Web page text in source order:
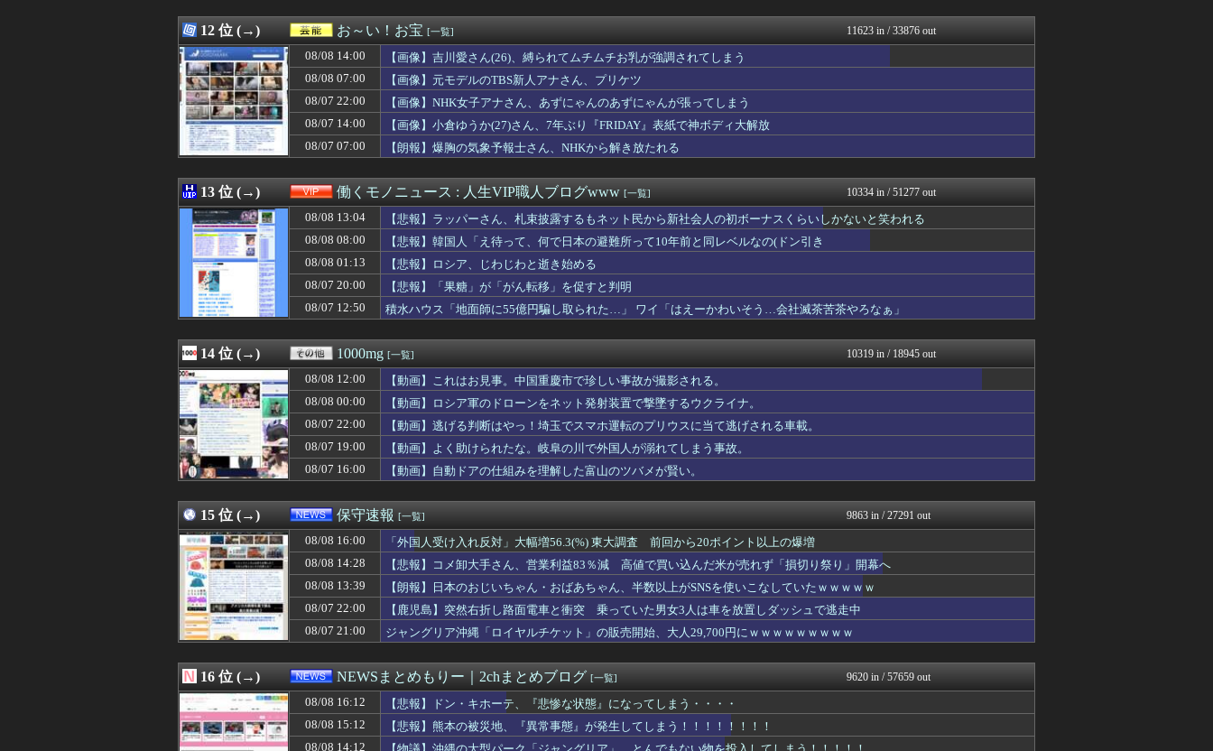
08/08 15:15
友達「お前、なんか性犯罪者みたいな思考で気持ち悪いな」言われたわ
りぷらい速報
08/08 15:15
公園で海老剥いて食べてたらこうなるwww
まとめCUP
08/08 15:12
彼氏からプロポーズされた私。だが彼は自分の両親に私の存在を一度も報告してなかっ...
08/08 15:12
【仮面ライダー電王】ウラタロス、嘘つきだけど意外と常識人寄りだよね
08/08 15:12
【悲報】熊本の被災地、『異常事態』が発生してしまう！！！！！！！！
NEWSまとめもりー｜2c...
08/08 15:11
【悲報】佐藤二朗さん主演の「踊る」スピンオフ作品、結局撮影中止が決定wwwww...
mashlife通信
08/08 15:10
中日・阿部（控え目に言ってゴッド）の走者別の打撃成績が異次元すぎるｗｗｗｗｗｗ...
08/08 15:10
【悲報】佐藤二朗さん主演の「踊る」スピンオフ作品、結局撮影中止が決定ｗｗｗｗ...
08/08 15:10
【画像】爆乳のオタク女さん、うっかりインタビューを受けてしまうｗｗｗwｗｗｗｗ...
なんJミュージアム
08/08 15:10
【速報】習近平が愛国心を煽った結果、日本兵を撃退する「抗日テーマパーク」が各地...
おーるじゃんる
08/08 15:09
【悲報】九州名物の鶏刺しを食べた医師、全身麻痺になり車椅子生活「死んだ方が良い...
コノユビニュース｜みんなの...
08/08 15:09
【始まる】轟はじめが『あつまれどうぶつの森』でホテル経営！？
トレンドの通り道
08/08 15:09
じゃあ逆に「これはチェーン店でいいぞ」って奴、挙げてけwwwwwwwww
08/08 15:09
タイミング悪かった。猫を拾ったのが年末でそのまま年を越すことになった
おうち速報
08/08 15:08
【悲報】Q：なぜ辺野古転覆事故の防カメ映像をすぐに公開しなかったのか？ → 玉...
政経ワロスまとめニュース♪
08/08 15:08
おひさまの『イチャイチャ虫』発表時の反応が悲惨すぎる
08/08 15:06
『マリオカートワールド』はどうすればよかったのか
げぇ速
08/08 15:06
会社の事務員が社用車のブレーキとアクセルを踏み間違えた。それでフェンスを突き破...
修羅場ライフ速報
08/08 15:05
【悲報】女さん、ガチャをとんでもない量買い占めて炎上するｗｗｗｗ
わんこーる速報！
08/08 15:05
【画像】塩崎実央アナ、久々のスタジオで立派なYCを披露してしまうwwwww
女子アナお宝画像速報－5c...
08/08 15:05
キャッシュレス派の人が現金のみの店に文句言ってるのってどう思う？
大艦巨砲主義！
08/08 15:05
こども園から孫が怪我した迎えにと連絡あり。石をどかしてミミズ集め足の上に石を落...
08/08 15:05
【悲報】ダウンタウン浜田さん、差別発言と受け取られる一言で炎上ｗｗｗｗ
08/08 15:05
「BLEACH」のユーハバッハって、今見返すとあんま『全知全能』感ないよな・・...
最強ジャンプ放送局
08/08 15:05
【悲報】田中みな実(39)、妊娠して顔が別人のように変わる
もみあげチャ～シュ～
08/08 15:04
【悲報】全盛期のエマ・ワトソン可愛すぎワロッタｗｗｗｗｗｗｗｗｗ
08/08 15:03
義実家で連休の食事は簡単に済ませようと話してたら義兄嫁が泣き出した。「子供の食...
08/08 15:03
【ひぇ】PTA会長「PTA参加拒否した親へ最終警告。こうなってもいい？」
Zチャンネル＠VIP
08/08 15:03
面白いゴルフマンガｗｗｗｗｗｗｗｗｗｗｗｗｗｗｗｗ watch＠２ちゃんねる
12 位 (→) お～い！お宝 [一覧] 11623 in / 33876 out
08/08 14:00
【画像】吉川愛さん(26)、縛られてムチムチお乳が強調されてしまう
08/08 07:00
【画像】元モデルのTBS新人アナさん、プリケツ
08/07 22:00
【画像】NHK女子アナさん、あずにゃんのあずにゃんが張ってしまう
08/07 14:00
【画像】小倉ゆうか(27)さん、7年ぶり『FRIDAY』表紙で神ボディ大解放
08/07 07:00
【朗報】爆胸の気象予報士さん、NHKから解き放たれる
13 位 (→) 働くモノニュース : 人生VIP職人ブログwww [一覧] 10334 in / 51277 out
08/08 13:04
【悲報】ラッパーさん、札束披露するもネット民から新社会人の初ボーナスくらいしかないと笑われる
08/08 08:00
【悲報】韓国人「え待って、何で日本の避難所って10年前と同レベルなの(ドン引き
08/08 01:13
【悲報】ロシア、じわじわと逝き始める
08/07 20:00
【悲報】「果糖」が「がん転移」を促すと判明
08/07 12:50
積水ハウス「地面師に55億円騙し取られた…」 ワイ「はえーかわいそう…会社滅茶苦茶やろなぁ」
14 位 (→) 1000mg [一覧] 10319 in / 18945 out
08/08 12:00
【動画】これはお見事。中国重慶市で珍しい事故が撮影される。
08/08 00:00
【動画】ロシア軍のドローンをネット発射装置で撃墜するウクライナ。
08/07 22:00
【動画】逃げる判断はやっ！埼玉でスマホ運転のプリウスに当て逃げされる車載。
08/07 19:00
【動画】よく助けられたな。岐阜の川で外国人が溺れてしまう事故。
08/07 16:00
【動画】自動ドアの仕組みを理解した富山のツバメが賢い。
15 位 (→) 保守速報 [一覧] 9863 in / 27291 out
08/08 16:00
「外国人受け入れ反対」大幅増56.3(%) 東大調査 前回から20ポイント以上の爆増
08/08 14:28
【悲報】コメ卸大手さん、営業利益83％減 高値で買い込んだ米が売れず「損切り祭り」開幕へ
08/08 13:39
【朗報】日本のおじいちゃん・おばあちゃん、半数以上がSNSを使いこなしていたｗｗｗｗｗ
08/07 22:00
【鹿児島】突然右折し路面電車と衝突 乗っていた男女3人は車を放置しダッシュで逃走中
08/07 21:00
ジャングリア沖縄「ロイヤルチケット」の販売開始、大人29,700円にｗｗｗｗｗｗｗｗｗ
16 位 (→) NEWSまとめもりー｜2chまとめブログ [一覧] 9620 in / 57659 out
08/08 16:12
【悲報】ドン・キホーテ、『悲惨な状態』になってしまう・・・・
08/08 15:12
【悲報】熊本の被災地、『異常事態』が発生してしまう！！！！！！！！
08/08 14:12